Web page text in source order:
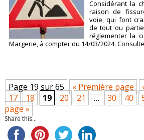
Considérant la
raison de
voie, qui font
de tout ou
réglementer la
Margerie, à compter du 14/03/2024.
Page 19 sur 65 « Première page
17
18 19 20 21 … 30 40
page »
Share this...